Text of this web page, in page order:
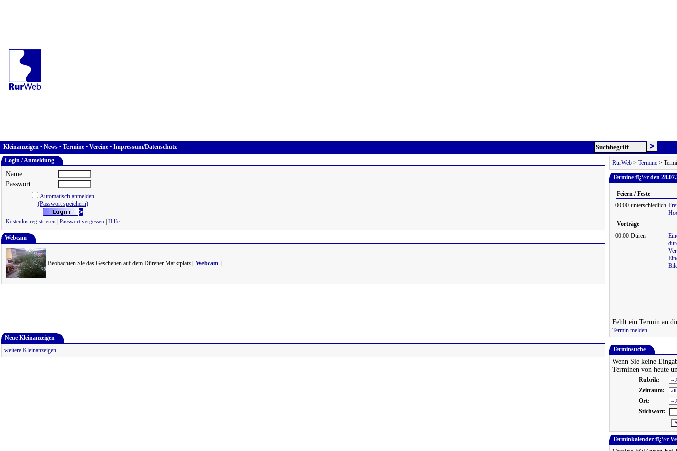
Kleinanzeigen • News • Termine • Vereine • Impressum/Datenschutz
Login / Anmeldung
Name:
Passwort:
Automatisch anmelden.
(Passwort speichern)
Kostenlos registrieren Passwort vergessen Hilfe
Webcam
Beobachten Sie das Geschehen auf dem Dürener Marktplatz [ Webcam ]
Neue Kleinanzeigen
weitere Kleinanzeigen
RurWeb > Termine >
Termine fï¿½r den
Feiern / Feste
00:00 unterschiedlich
Vorträge
00:00 Düren
Fehlt ein Termin an
Termin melden
Terminsuche
Wenn Sie keine
Terminen von heute
Rubrik:
Zeitraum:
Ort:
Stichwort:
Terminkalender fï¿½r